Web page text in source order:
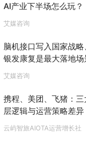
AI产业下半场怎么玩？
艾媒咨询
脑机接口写入国家战略
银发康复是最大落地场
艾媒咨询
携程、美团、飞猪：
层逻辑与运营策略差异
云屿智旅AIOTA运营增长社